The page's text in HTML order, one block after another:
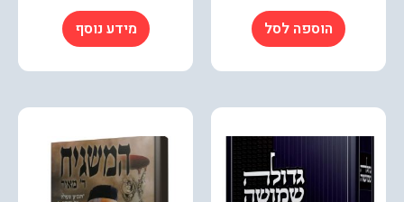
הוספה לסל מידע נוסף